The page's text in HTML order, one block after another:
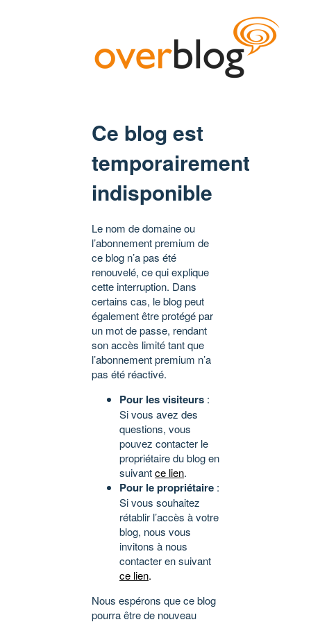
Ce blog est
temporairement
indisponible
Le nom de domaine ou
l’abonnement premium de
ce blog n’a pas été
renouvelé, ce qui explique
cette interruption. Dans
certains cas, le blog peut
également être protégé par
un mot de passe, rendant
son accès limité tant que
l’abonnement premium n’a
pas été réactivé.
Pour les visiteurs :
Si vous avez des
questions, vous
pouvez contacter le
propriétaire du blog en
suivantce lien.
Pour le propriétaire :
Si vous souhaitez
rétablir l’accès à votre
blog, nous vous
invitons à nous
contacter en suivant
ce lien.
Nous espérons que ce blog
pourra être de nouveau